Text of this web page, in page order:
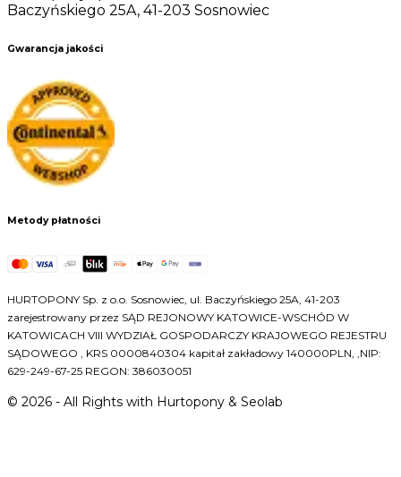
Baczyńskiego 25A, 41-203 Sosnowiec
Gwarancja jakości
Metody płatności
HURTOPONY Sp. z o.o. Sosnowiec, ul. Baczyńskiego 25A, 41-203
zarejestrowany przez SĄD REJONOWY KATOWICE-WSCHÓD W
KATOWICACH VIII WYDZIAŁ GOSPODARCZY KRAJOWEGO REJESTRU
SĄDOWEGO , KRS 0000840304 kapitał zakładowy 140000PLN, ,NIP:
629-249-67-25 REGON: 386030051
© 2026 - All Rights with Hurtopony & Seolab